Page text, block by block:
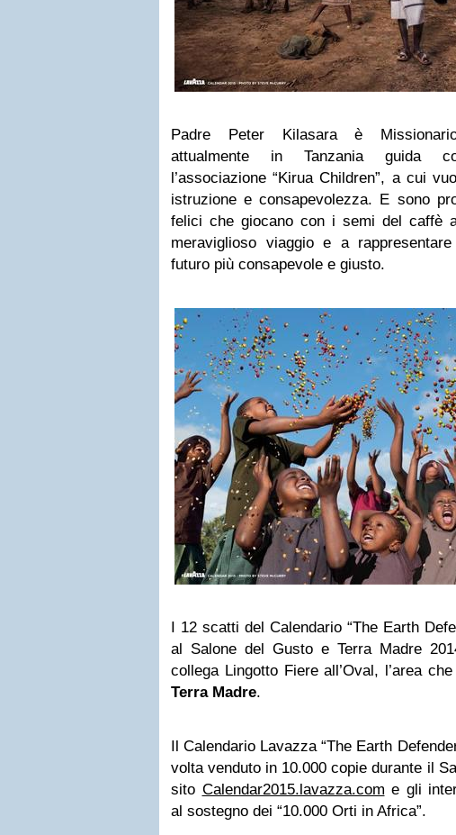
Padre Peter Kilasara è
attualmente in Tanzania guida
l’associazione “Kirua Children”, a cui
istruzione e consapevolezza. E sono
felici che giocano con i semi del caffè
meraviglioso viaggio e a
futuro più consapevole e giusto.
I 12 scatti del Calendario “The Earth
al Salone del Gusto e Terra Madre
collega Lingotto Fiere all’Oval, l’area
Terra Madre.
Il Calendario Lavazza “The Earth
volta venduto in 10.000 copie durante il
sito Calendar2015.lavazza.com e gli
al sostegno dei “10.000 Orti in Africa”.